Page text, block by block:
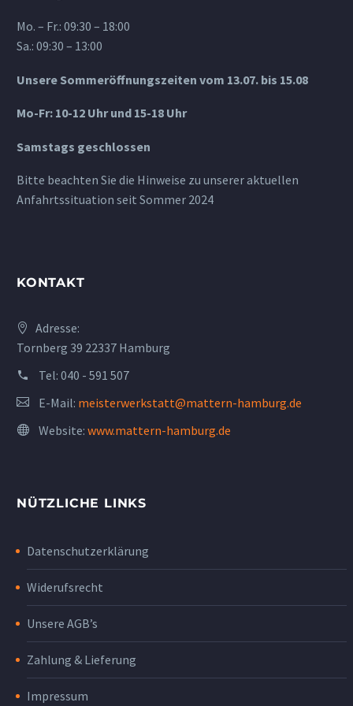
Mo. – Fr.: 09:30 – 18:00
Sa.: 09:30 – 13:00
Unsere Sommeröffnungszeiten vom 13.07. bis 15.08
Mo-Fr: 10-12 Uhr und 15-18 Uhr
Samstags geschlossen
Bitte beachten Sie die Hinweise zu unserer aktuellen
Anfahrtssituation seit Sommer 2024
KONTAKT
Adresse:
Tornberg 39 22337 Hamburg
Tel: 040 - 591 507
E-Mail: meisterwerkstatt@mattern-hamburg.de
Website: www.mattern-hamburg.de
NÜTZLICHE LINKS
Datenschutzerklärung
Widerufsrecht
Unsere AGB’s
Zahlung & Lieferung
Impressum